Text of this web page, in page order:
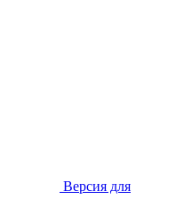
Версия для